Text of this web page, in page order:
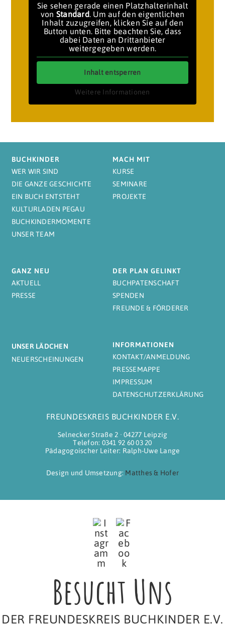
Sie sehen gerade einen Platzhalterinhalt
von Standard. Um auf den eigentlichen
Inhalt zuzugreifen, klicken Sie auf den
Button unten. Bitte beachten Sie, dass
dabei Daten an Drittanbieter
weitergegeben werden.
Inhalt entsperren
Weitere Informationen
BUCHKINDER
WER WIR SIND
DIE GANZE GESCHICHTE
EIN BUCH ENTSTEHT
KULTURLADEN PEGAU
BUCHKINDERMOMENTE
UNSER TEAM
MACH MIT
KURSE
SEMINARE
PROJEKTE
GANZ NEU
AKTUELL
PRESSE
DER PLAN GELINKT
BUCHPATENSCHAFT
SPENDEN
FREUNDE & FÖRDERER
UNSER LÄDCHEN
NEUERSCHEINUNGEN
INFORMATIONEN
KONTAKT/ANMELDUNG
PRESSEMAPPE
IMPRESSUM
DATENSCHUTZERKLÄRUNG
FREUNDESKREIS BUCHKINDER E.V.
Selnecker Straße 2 ∙ 04277 Leipzig
Telefon: 0341 92 60 03 20
Pädagogoischer Leiter: Ralph-Uwe Lange
Design und Umsetzung: Matthes & Hofer
Besucht Uns
DER FREUNDESKREIS BUCHKINDER E.V.